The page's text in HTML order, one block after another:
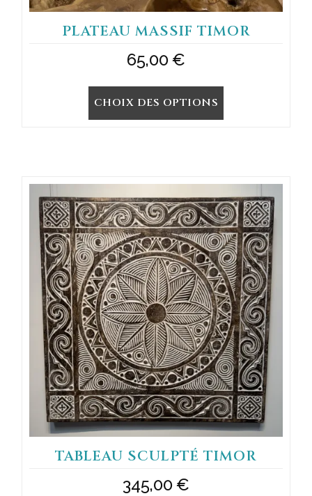
PLATEAU MASSIF TIMOR
65,00€
CHOIX DES OPTIONS
TABLEAU SCULPTÉ TIMOR
345,00€